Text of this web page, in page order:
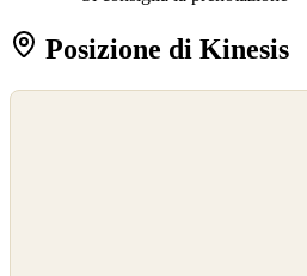
Posizione di Kinesis